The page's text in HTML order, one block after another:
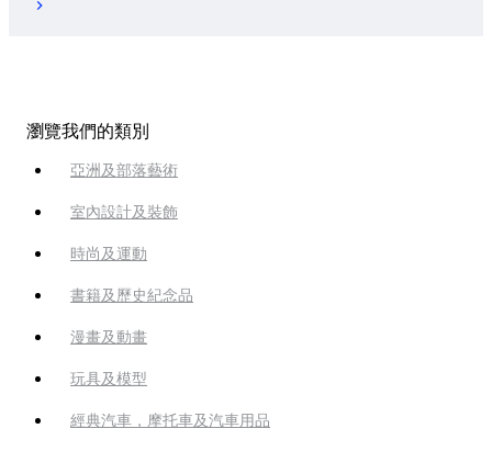
瀏覽我們的類別
亞洲及部落藝術
室內設計及裝飾
時尚及運動
書籍及歷史紀念品
漫畫及動畫
玩具及模型
經典汽車，摩托車及汽車用品